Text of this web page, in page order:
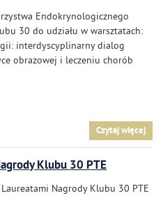
Endokrynologicznego
30 do udziału w warsztatach:
interdyscyplinarny dialog
obrazowej i leczeniu chorób
Czytaj więcej
Klubu 30 PTE
Nagrody Klubu 30 PTE